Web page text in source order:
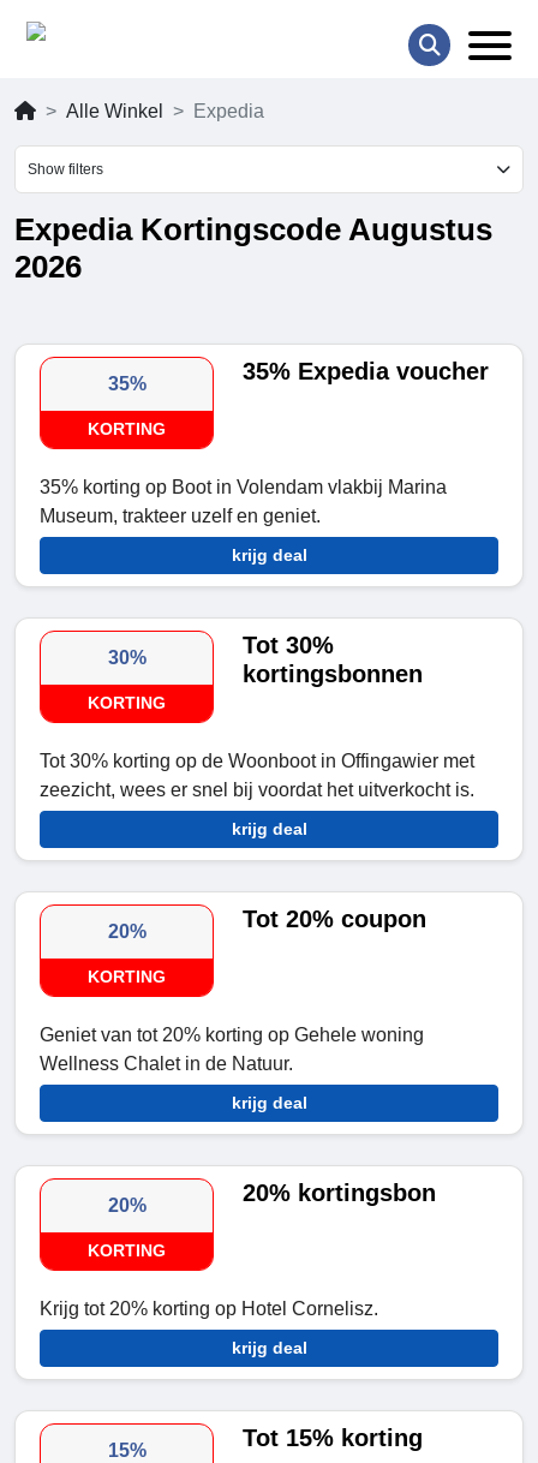
Alle Winkel Expedia
Show filters
Expedia Kortingscode Augustus
2026
35%
KORTING
35% Expedia voucher
35% korting op Boot in Volendam vlakbij Marina
Museum, trakteer uzelf en geniet.
krijg deal
30%
KORTING
Tot 30%
kortingsbonnen
Tot 30% korting op de Woonboot in Offingawier met
zeezicht, wees er snel bij voordat het uitverkocht is.
krijg deal
20%
KORTING
Tot 20% coupon
Geniet van tot 20% korting op Gehele woning
Wellness Chalet in de Natuur.
krijg deal
20%
KORTING
20% kortingsbon
Krijg tot 20% korting op Hotel Cornelisz.
krijg deal
15% Tot 15% korting